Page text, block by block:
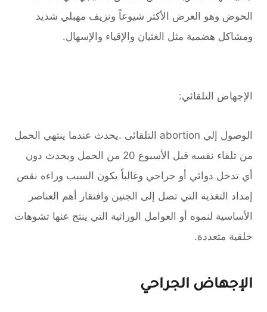
الحوض وهو العرض الأكثر شيوعاً ونزيف مهبلي شديد
ومشاكل هضمية مثل الغثيان والإقياء والإسهال.
الإجهاض التلقائي:
الوصول إلي abortion التلقائى .يحدث عندما ينتهي الحمل
من تلقاء نفسه قبل الأسبوع 20 من الحمل ويحدث دون
أي تدخل دوائي أو جراحي وغالباً يكون السبب وراءه نقص
إمداد التغذية التي تصل إلى الجنين وافتقار أهم العناصر
الأساسية لنموه أو العوامل الوراثية التي ينتج عنها تشوهات
خلقية متعددة.
الإجهاض الجراحي